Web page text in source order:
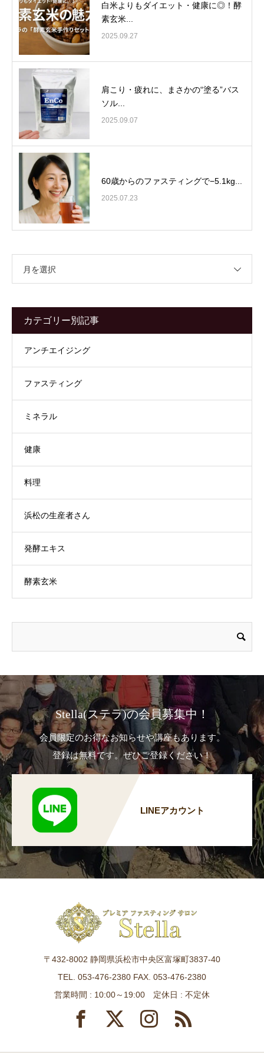
白米よりもダイエット・健康に◎！酵
素玄米...
2025.09.27
肩こり・疲れに、まさかの“塗る”バス
ソル...
2025.09.07
60歳からのファスティングで−5.1kg...
2025.07.23
月を選択
カテゴリー別記事
アンチエイジング
ファスティング
ミネラル
健康
料理
浜松の生産者さん
発酵エキス
酵素玄米
Stella(ステラ)の会員募集中！
会員限定のお得なお知らせや講座もあります。
登録は無料です。ぜひご登録ください！
LINEアカウント
〒432-8002 静岡県浜松市中央区富塚町3837-40
TEL. 053-476-2380 FAX. 053-476-2380
営業時間 : 10:00～19:00 定休日 : 不定休